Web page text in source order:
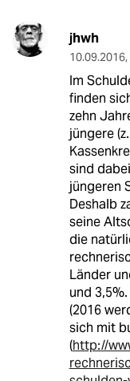
jhwh
10.09.2016,
Im
finden
zehn
jüngere
sind
jüngeren
Deshalb
seine
die
Länder
und
(2016
sich mit
(http://